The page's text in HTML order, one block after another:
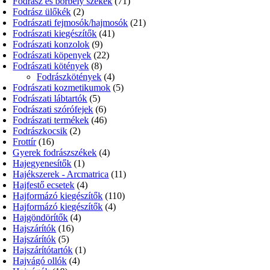
Fodrász ülőkék (2)
Fodrászati fejmosók/hajmosók (21)
Fodrászati kiegészítők (41)
Fodrászati konzolok (9)
Fodrászati köpenyek (22)
Fodrászati kötények (8)
Fodrászkötények (4)
Fodrászati kozmetikumok (5)
Fodrászati lábtartók (5)
Fodrászati szórófejek (6)
Fodrászati termékek (46)
Fodrászkocsik (2)
Frottír (16)
Gyerek fodrászszékek (4)
Hajegyenesítők (1)
Hajékszerek - Arcmatrica (11)
Hajfestő ecsetek (4)
Hajformázó kiegészítők (110)
Hajformázó kiegészítők (4)
Hajgöndörítők (4)
Hajszárítók (16)
Hajszárítók (5)
Hajszárítótartók (1)
Hajvágó ollók (4)